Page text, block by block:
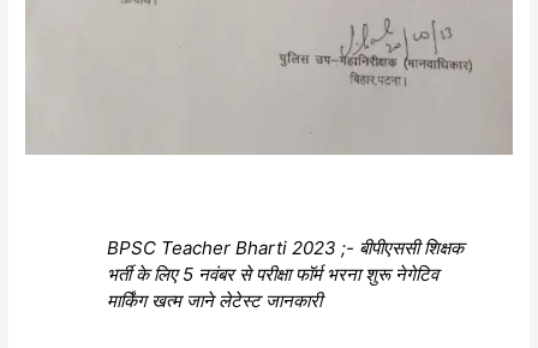
BPSC Teacher Bharti 2023 ;- बीपीएससी शिक्षक
भर्ती के लिए 5 नवंबर से परीक्षा फॉर्म भरना शुरू नेगेटिव
मार्किंग खत्म जाने लेटेस्ट जानकारी